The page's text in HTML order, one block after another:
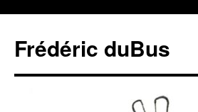
Frédéric duBus